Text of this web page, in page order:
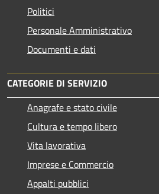
Politici
Personale Amministrativo
Documenti e dati
CATEGORIE DI SERVIZIO
Anagrafe e stato civile
Cultura e tempo libero
Vita lavorativa
Imprese e Commercio
Appalti pubblici